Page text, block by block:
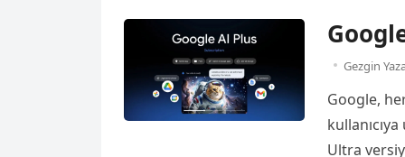
Daha
Gezgin
Google,
Ultra